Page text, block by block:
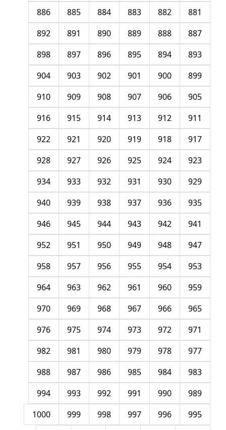
881
882
883
884
885
886
887
888
889
890
891
892
893
894
895
896
897
898
899
900
901
902
903
904
905
906
907
908
909
910
911
912
913
914
915
916
917
918
919
920
921
922
923
924
925
926
927
928
929
930
931
932
933
934
935
936
937
938
939
940
941
942
943
944
945
946
947
948
949
950
951
952
953
954
955
956
957
958
959
960
961
962
963
964
965
966
967
968
969
970
971
972
973
974
975
976
977
978
979
980
981
982
983
984
985
986
987
988
989
990
991
992
993
994
995
996
997
998
999
1000